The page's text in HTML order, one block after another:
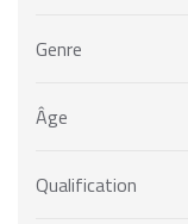
Genre
Âge
Qualification